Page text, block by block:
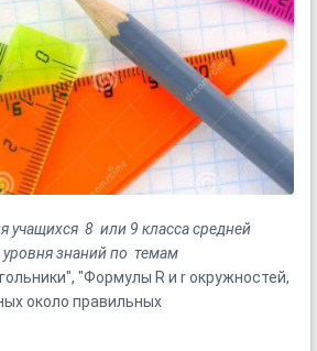
учащихся 8 или 9 класса средней
знаний по темам
"Формулы R и r окружностей,
около правильных